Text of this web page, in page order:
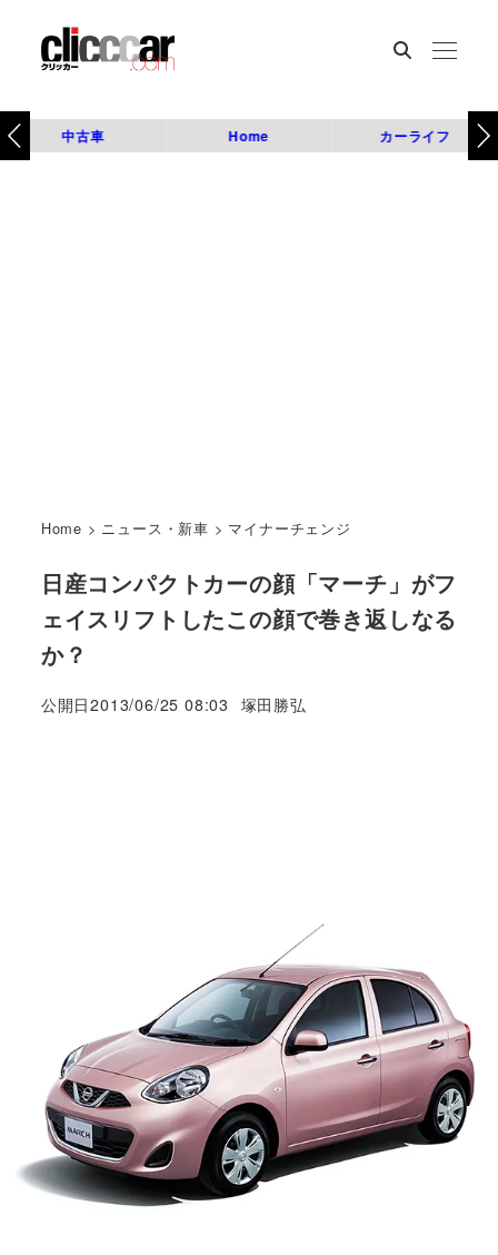
中古車 Home カーライフ
Home > ニュース・新車 > マイナーチェンジ
日産コンパクトカーの顔「マーチ」がフ
ェイスリフトしたこの顔で巻き返しなる
か？
公開日2013/06/25 08:03
著
塚田勝弘